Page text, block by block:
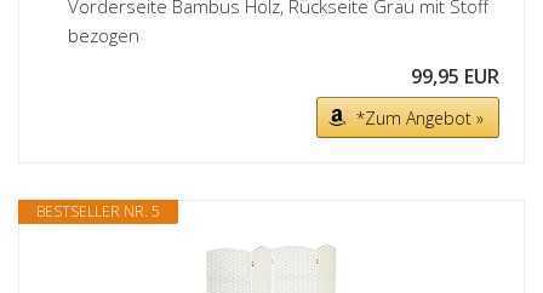
Vorderseite Bambus Holz, Rückseite Grau mit Stoff
bezogen
99,95 EUR
*Zum Angebot »
BESTSELLER NR. 5